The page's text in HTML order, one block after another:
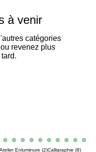
à venir
catégories
revenez plus
tard.
posts
Atelier Enluminure (2)2 posts
Calligraphie (8)8 posts